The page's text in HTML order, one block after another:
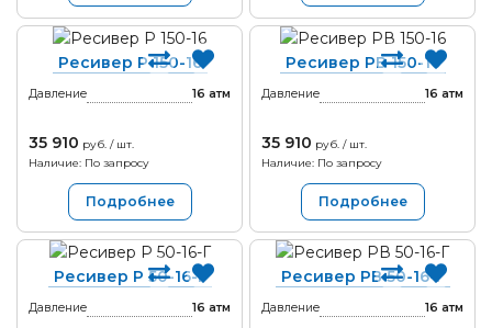
Ресивер Р 150-16
Давление 16 атм
35 910 руб. / шт.
Наличие: По запросу
Подробнее
Ресивер РВ 150-16
Давление 16 атм
35 910 руб. / шт.
Наличие: По запросу
Подробнее
Ресивер Р 50-16-Г
Давление 16 атм
Ресивер РВ 50-16-Г
Давление 16 атм